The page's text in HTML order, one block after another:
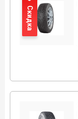
Скидка